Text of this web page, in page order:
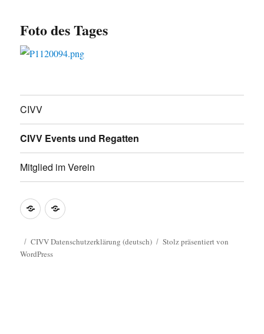
Foto des Tages
CIVV
CIVV Events und Regatten
Mitglied im Verein
CIVV
Datenschutzerklärung
(deutsch)
CIVV
Policy
CIVV Datenschutzerklärung (deutsch)
Stolz präsentiert von
WordPress